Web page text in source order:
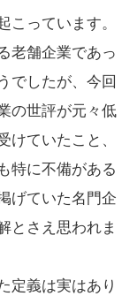
こっています。
老舗企業であっ
でしたが、今回
の世評が元々低
けていたこと、
特に不備がある
げていた名門企
とさえ思われま
定義は実はあり